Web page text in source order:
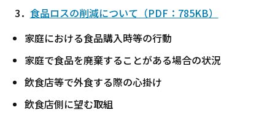
3． 食品ロスの削減について（PDF：785KB）
家庭における食品購入時等の行動
家庭で食品を廃棄することがある場合の状況
飲食店等で外食する際の心掛け
飲食店側に望む取組